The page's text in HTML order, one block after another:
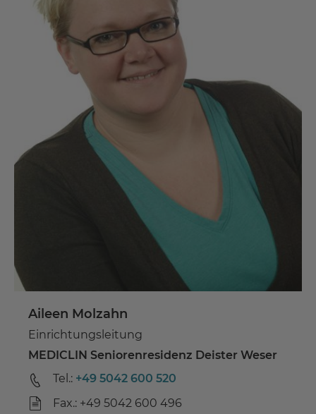
Aileen Molzahn
Einrichtungsleitung
MEDICLIN Seniorenresidenz Deister Weser
Tel.: +49 5042 600 520
Fax.: +49 5042 600 496